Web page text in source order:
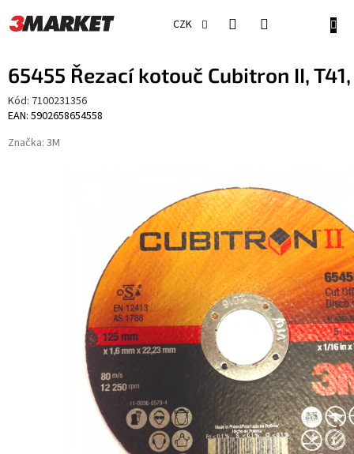
na
obsah
CZK
65455 Řezací kotouč Cubitron II,
Kód: 7100231356
EAN: 5902658654558
Značka: 3M